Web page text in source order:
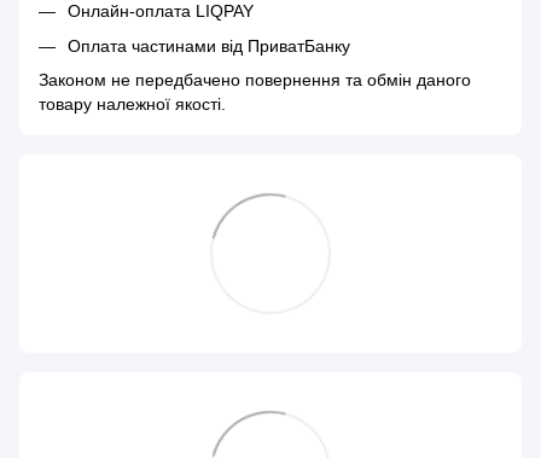
Онлайн-оплата LIQPAY
Оплата частинами від ПриватБанку
Законом не передбачено повернення та обмін даного
товару належної якості.